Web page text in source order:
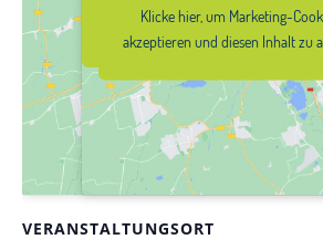
VERANSTALTUNGSORT
akzeptieren und diesen
aktivieren
Klicke hier, um Marketing-
akzeptieren und diesen Inhalt zu